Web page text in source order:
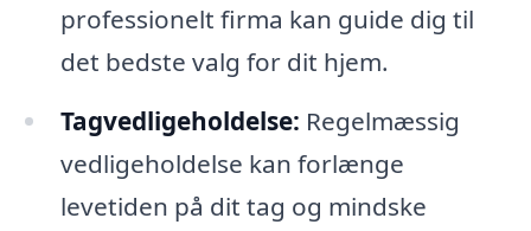
professionelt firma kan guide dig til
det bedste valg for dit hjem.
Tagvedligeholdelse: Regelmæssig
vedligeholdelse kan forlænge
levetiden på dit tag og mindske